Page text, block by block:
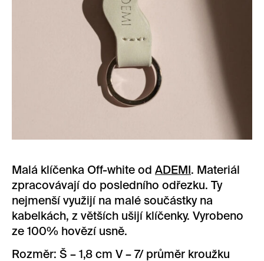
Malá klíčenka Off-white od ADEMI . Materiál
zpracovávají do posledního odřezku. Ty
nejmenší využijí na malé součástky na
kabelkách, z větších ušijí klíčenky. Vyrobeno
ze 100% hovězí usně.
Rozměr: Š – 1,8 cm V – 7/ průměr kroužku